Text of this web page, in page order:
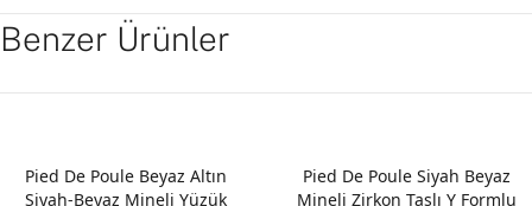
Benzer Ürünler
YENI
Pied De Poule Beyaz Altın
Siyah-Beyaz Mineli Yüzük
Pied De Poule Siyah Beyaz
Mineli Zirkon Taşlı Y Formlu